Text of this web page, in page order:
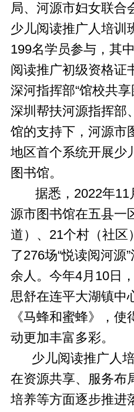
局、河源市妇女联合
少儿阅读推广人培训
199名学员参与，其
阅读推广初级资格证
深河指挥部“馆校共
深圳帮扶河源指挥部
馆的支持下，河源市
地区首个系统开展少
图书馆。
据悉，2022年11
源市图书馆在五县一
道）、21个村（社区
了276场“悦读阅河源
余人。今年4月10日
思舒在连平大湖镇中
《马蜂和蜜蜂》，
动更加丰富多彩。
少儿阅读推广人培
在资源共享、服务布
培养等方面逐步推进